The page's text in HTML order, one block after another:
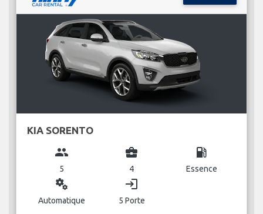
KIA SORENTO
group
5
business_center
4
local_gas_station
Essence
miscellaneous_services
Automatique
login
5 Porte